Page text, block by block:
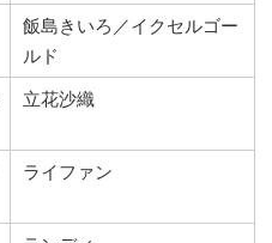
飯島きいろ／イクセルゴー
ルド
立花沙織
ライファン